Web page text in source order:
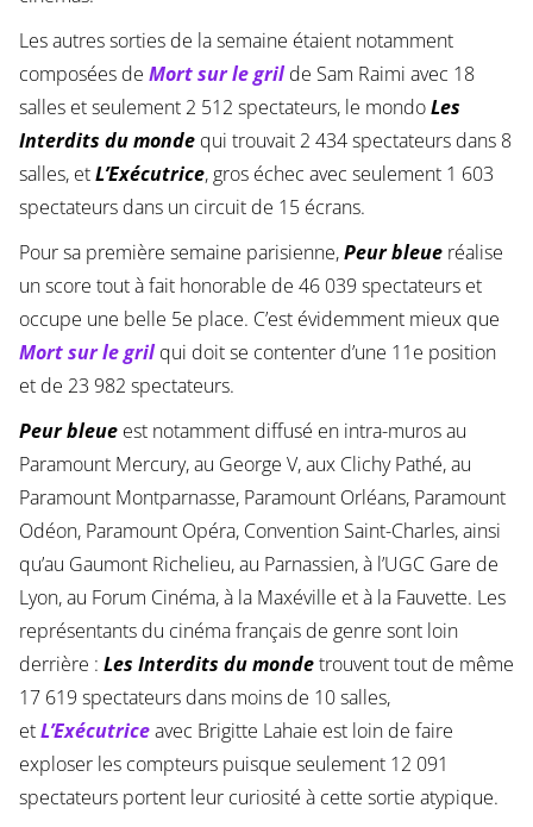
Les autres sorties de la semaine étaient notamment
composées de Mort sur le grilde Sam Raimi avec 18
salles et seulement 2 512 spectateurs, le mondoLes
Interdits du mondequi trouvait 2 434 spectateurs dans 8
salles, etL’Exécutrice, gros échec avec seulement 1 603
spectateurs dans un circuit de 15 écrans.
Pour sa première semaine parisienne,Peur bleueréalise
un score tout à fait honorable de 46 039 spectateurs et
occupe une belle 5e place. C’est évidemment mieux que
Mort sur le grilqui doit se contenter d’une 11e position
et de 23 982 spectateurs.
Peur bleueest notamment diffusé en intra-muros au
Paramount Mercury, au George V, aux Clichy Pathé, au
Paramount Montparnasse, Paramount Orléans, Paramount
Odéon, Paramount Opéra, Convention Saint-Charles, ainsi
qu’au Gaumont Richelieu, au Parnassien, à l’UGC Gare de
Lyon, au Forum Cinéma, à la Maxéville et à la Fauvette. Les
représentants du cinéma français de genre sont loin
derrière : Les Interdits du mondetrouvent tout de même
17 619 spectateurs dans moins de 10 salles,
etL’Exécutriceavec Brigitte Lahaie est loin de faire
exploser les compteurs puisque seulement 12 091
spectateurs portent leur curiosité à cette sortie atypique.